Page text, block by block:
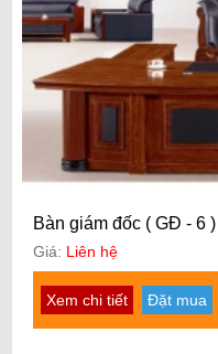
Bàn giám đốc ( GĐ - 6 )
Giá: Liên hệ
Xem chi tiết Đặt mua